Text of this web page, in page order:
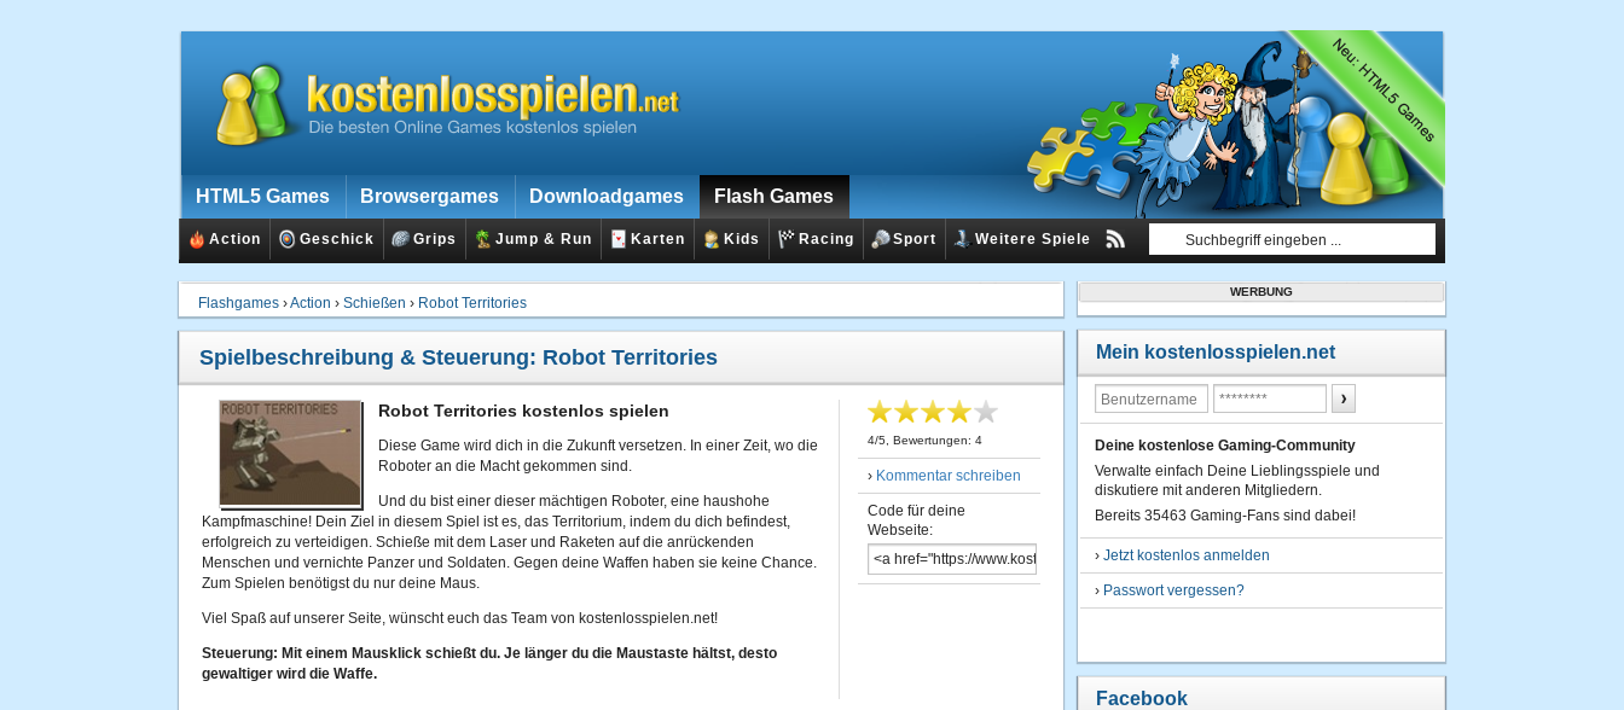
HTML5 Games Browsergames Downloadgames Flash Games
Action Geschick Grips Jump & Run Karten Kids Racing Sport Weitere Spiele
Flashgames ›Action › Schießen › Robot Territories
Spielbeschreibung & Steuerung: Robot Territories
Robot Territories kostenlos spielen
Diese Game wird dich in die Zukunft versetzen. In einer Zeit, wo die
Roboter an die Macht gekommen sind.
Und du bist einer dieser mächtigen Roboter, eine haushohe
Kampfmaschine! Dein Ziel in diesem Spiel ist es, das Territorium, indem du dich befindest,
erfolgreich zu verteidigen. Schieße mit dem Laser und Raketen auf die anrückenden
Menschen und vernichte Panzer und Soldaten. Gegen deine Waffen haben sie keine Chance.
Zum Spielen benötigst du nur deine Maus.
Viel Spaß auf unserer Seite, wünscht euch das Team von kostenlosspielen.net!
Steuerung: Mit einem Mausklick schießt du. Je länger du die Maustaste hältst, desto
gewaltiger wird die Waffe.
4/5 , Bewertungen: 4
› Kommentar schreiben
Code für deine
Webseite:
WERBUNG
Mein kostenlosspielen.net
Deine kostenlose Gaming-Community
Verwalte einfach Deine Lieblingsspiele und
diskutiere mit anderen Mitgliedern.
Bereits 35463 Gaming-Fans sind dabei!
› Jetzt kostenlos anmelden
› Passwort vergessen?
Facebook